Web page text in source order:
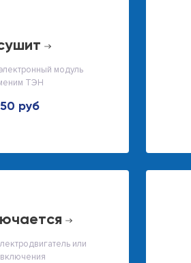
модуль
ТЭН
руб
или